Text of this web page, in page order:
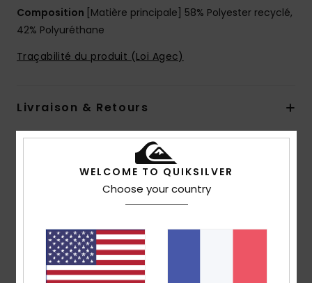
Composition [Matière principale] 58% Polyester recyclé,
42% Polyuréthane
Traçabilité du produit (Loi Agec)
Livraison & Retours
Avis clients
5.0
WELCOME TO QUIKSILVER
Choose your country